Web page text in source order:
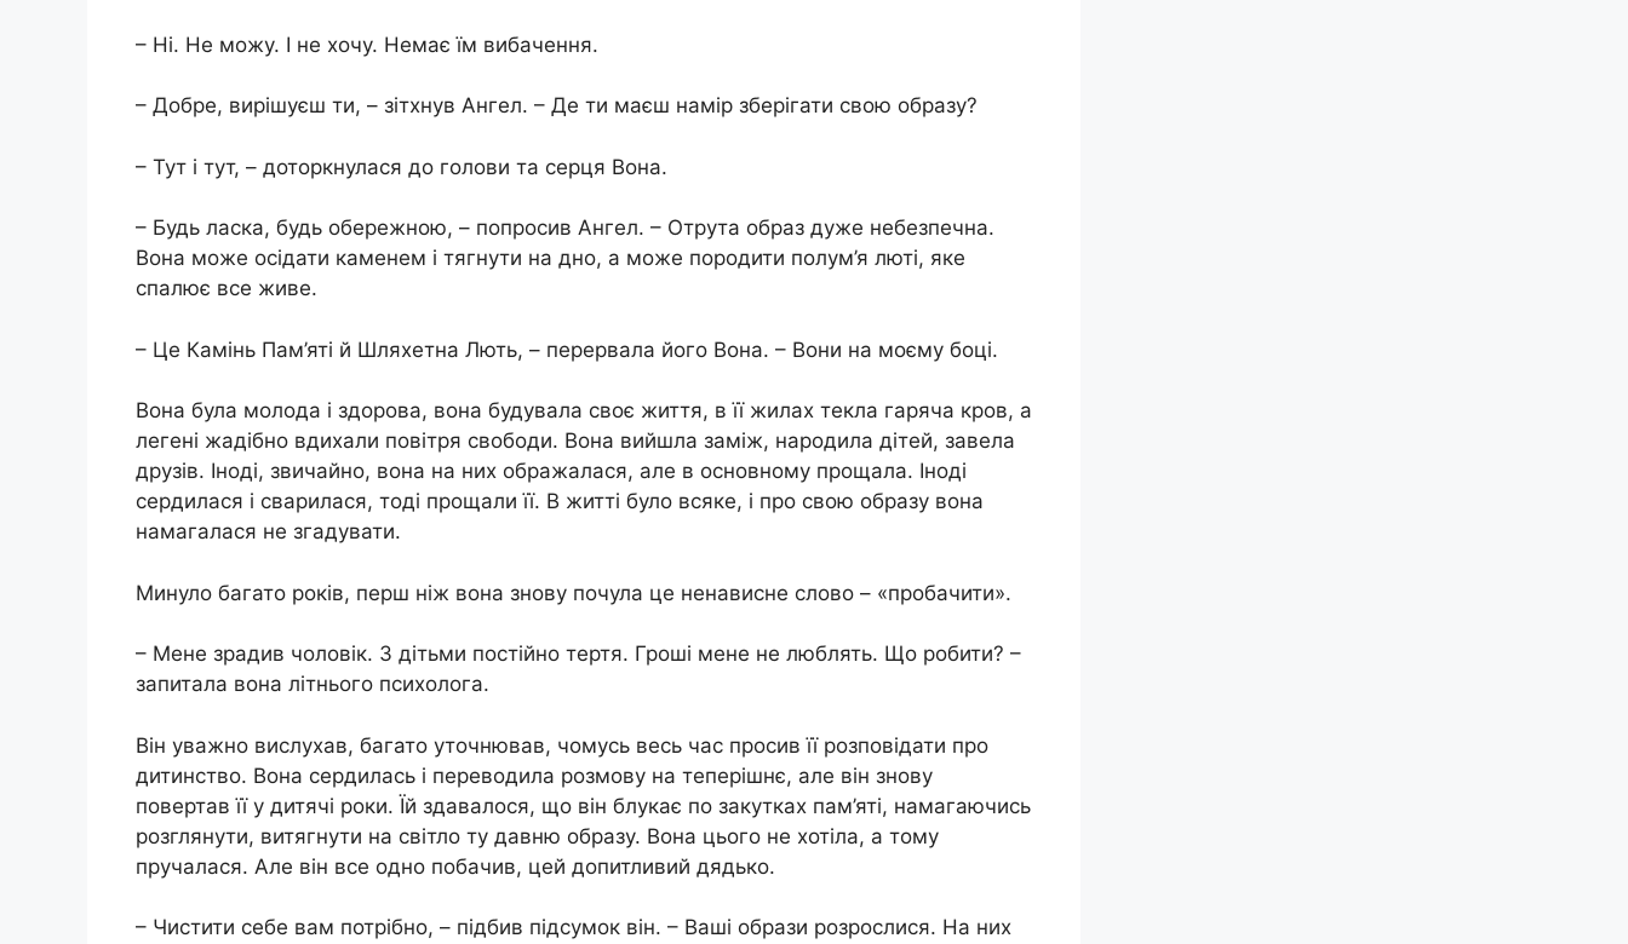
– Ні. Не можу. І не хочу. Немає їм вибачення.
– Добре, вирішуєш ти, – зітхнув Ангел. – Де ти маєш намір зберігати свою образу?
– Тут і тут, – доторкнулася до голови та серця Вона.
– Будь ласка, будь обережною, – попросив Ангел. – Отрута образ дуже небезпечна.
Вона може осідати каменем і тягнути на дно, а може породити полум’я люті, яке
спалює все живе.
– Це Камінь Пам’яті й Шляхетна Лють, – перервала його Вона. – Вони на моєму боці.
Вона була молода і здорова, вона будувала своє життя, в її жилах текла гаряча кров, а
легені жадібно вдихали повітря свободи. Вона вийшла заміж, народила дітей, завела
друзів. Іноді, звичайно, вона на них ображалася, але в основному прощала. Іноді
сердилася і сварилася, тоді прощали її. В житті було всяке, і про свою образу вона
намагалася не згадувати.
Минуло багато років, перш ніж вона знову почула це ненависне слово – «пробачити».
– Мене зрадив чоловік. З дітьми постійно тертя. Гроші мене не люблять. Що робити? –
запитала вона літнього психолога.
Він уважно вислухав, багато уточнював, чомусь весь час просив її розповідати про
дитинство. Вона сердилась і переводила розмову на теперішнє, але він знову
повертав її у дитячі роки. Їй здавалося, що він блукає по закутках пам’яті, намагаючись
розглянути, витягнути на світло ту давню образу. Вона цього не хотіла, а тому
пручалася. Але він все одно побачив, цей допитливий дядько.
– Чистити себе вам потрібно, – підбив підсумок він. – Ваші образи розрослися. На них